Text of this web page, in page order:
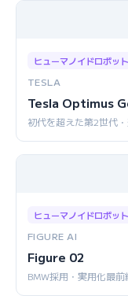
ヒューマノイドロボット
TESLA
Tesla Optimus
初代を超えた第2世代
ヒューマノイドロボット
FIGURE AI
Figure 02
BMW採用・実用化最